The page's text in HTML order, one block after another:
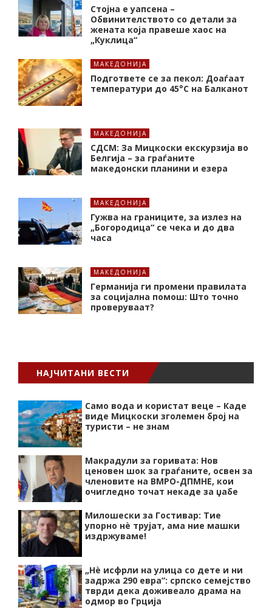
Стојна е уапсена –
Обвинителството со детали за
жената која правеше хаос на
„Куклица“
МАКЕДОНИЈА
Подгответе се за пекол: Доаѓаат
температури до 45°C на Балканот
МАКЕДОНИЈА
СДСМ: За Мицкоски екскурзија во
Белгија – за граѓаните
македонски планини и езера
МАКЕДОНИЈА
Гужва на границите, за излез на
„Богородица“ се чека и до два
часа
МАКЕДОНИЈА
Германија ги промени правилата
за социјална помош: Што точно
проверуваат?
НАЈЧИТАНИ ВЕСТИ
Само вода и користат веце – Каде
виде Мицкоски зголемен број на
туристи – не знам
Макрадули за горивата: Нов
ценовен шок за граѓаните, освен за
членовите на ВМРО-ДПМНЕ, кои
очигледно точат некаде за џабе
Милошески за Гостивар: Тие
упорно нѐ трујат, ама ние машки
издржуваме!
„Нѐ исфрли на улица со дете и ни
задржа 290 евра“: српско семејство
тврди дека доживеало драма на
одмор во Грција